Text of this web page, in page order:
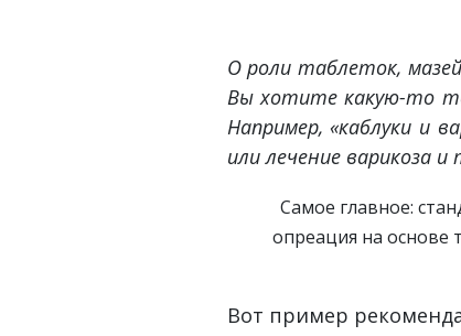
О роли таблеток,
Вы хотите какую-то
Например, «каблуки и
или лечение варикоза и
Самое главное:
опреация на основе
Вот пример